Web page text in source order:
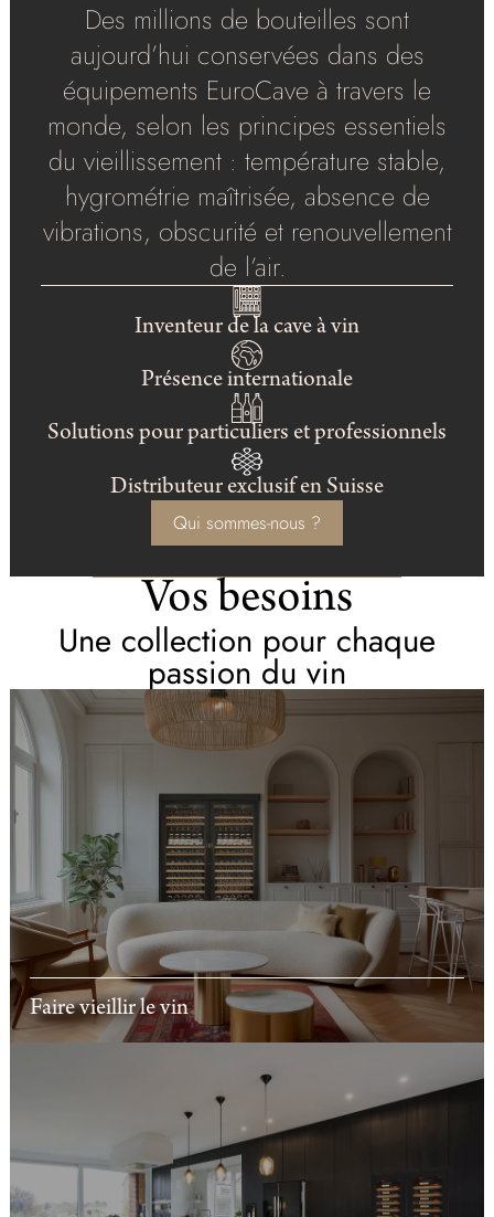
Des millions de bouteilles sont
aujourd’hui conservées dans des
équipements EuroCave à travers le
monde, selon les principes essentiels
du vieillissement : température stable,
hygrométrie maîtrisée, absence de
vibrations, obscurité et renouvellement
de l’air.
Inventeur de la cave à vin
Présence internationale
Solutions pour particuliers et professionnels
Distributeur exclusif en Suisse
Qui sommes-nous ?
Vos besoins
Une collection pour chaque
passion du vin
Faire vieillir le vin